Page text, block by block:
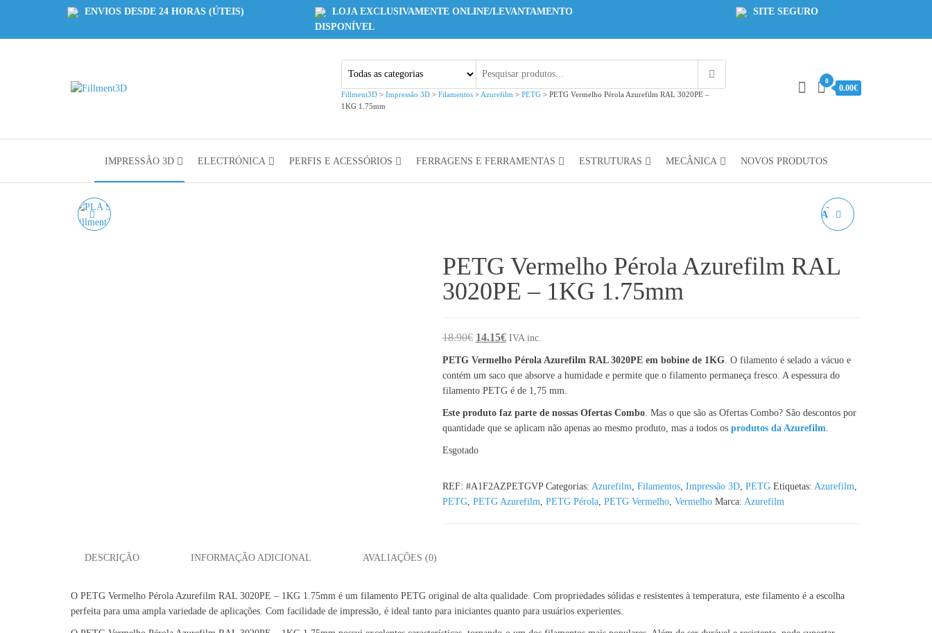
ENVIOS DESDE 24 HORAS (ÚTEIS)
LOJA EXCLUSIVAMENTE ONLINE/LEVANTAMENTO
DISPONÍVEL
SITE SEGURO
Fillment3D > Impressão 3D > Filamentos > Azurefilm > PETG > PETG Vermelho Pérola Azurefilm RAL 3020PE –
1KG 1.75mm
0
0.00€
IMPRESSÃO 3D ELECTRÓNICA PERFIS E ACESSÓRIOS FERRAGENS E FERRAMENTAS ESTRUTURAS MECÂNICA NOVOS PRODUTOS
PETG VERDE PÉROLA
PETG Vermelho Pérola Azurefilm RAL
3020PE – 1KG 1.75mm
18.90€ O preço original era: 18.90€.
14.15€O preço atual é: 14.15€.
IVA inc.
PETG Vermelho Pérola Azurefilm RAL 3020PE em bobine de 1KG. O filamento é selado a vácuo e
contém um saco que absorve a humidade e permite que o filamento permaneça fresco. A espessura do
filamento PETG é de 1,75 mm.
Este produto faz parte de nossas Ofertas Combo. Mas o que são as Ofertas Combo? São descontos por
quantidade que se aplicam não apenas ao mesmo produto, mas a todos os produtos da Azurefilm.
Esgotado
REF: #A1F2AZPETGVP Categorias: Azurefilm, Filamentos, Impressão 3D, PETG Etiquetas: Azurefilm,
PETG, PETG Azurefilm, PETG Pérola, PETG Vermelho, Vermelho Marca: Azurefilm
DESCRIÇÃO INFORMAÇÃO ADICIONAL AVALIAÇÕES (0)
O PETG Vermelho Pérola Azurefilm RAL 3020PE – 1KG 1.75mm é um filamento PETG original de alta qualidade. Com propriedades sólidas e resistentes à temperatura, este filamento é a escolha
perfeita para uma ampla variedade de aplicações. Com facilidade de impressão, é ideal tanto para iniciantes quanto para usuários experientes.